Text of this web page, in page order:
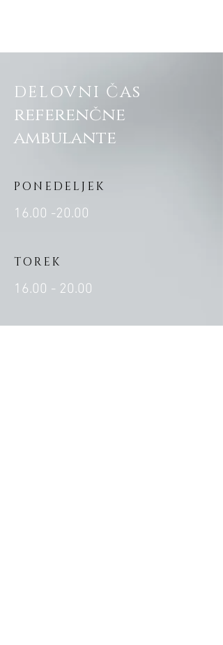
DELOVNI ČAs
referenčne
ambulante
PONEDELJEK
16.00 -20.00
TOREK
16.00 - 20.00